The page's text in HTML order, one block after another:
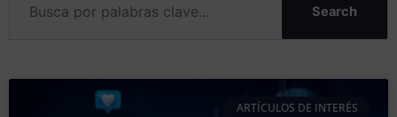
Search
ARTÍCULOS DE INTERÉS